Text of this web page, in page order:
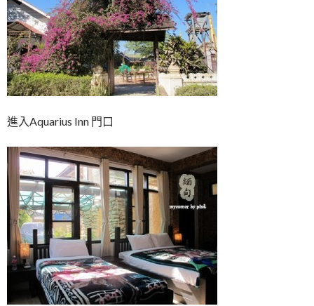
進入Aquarius Inn 門口